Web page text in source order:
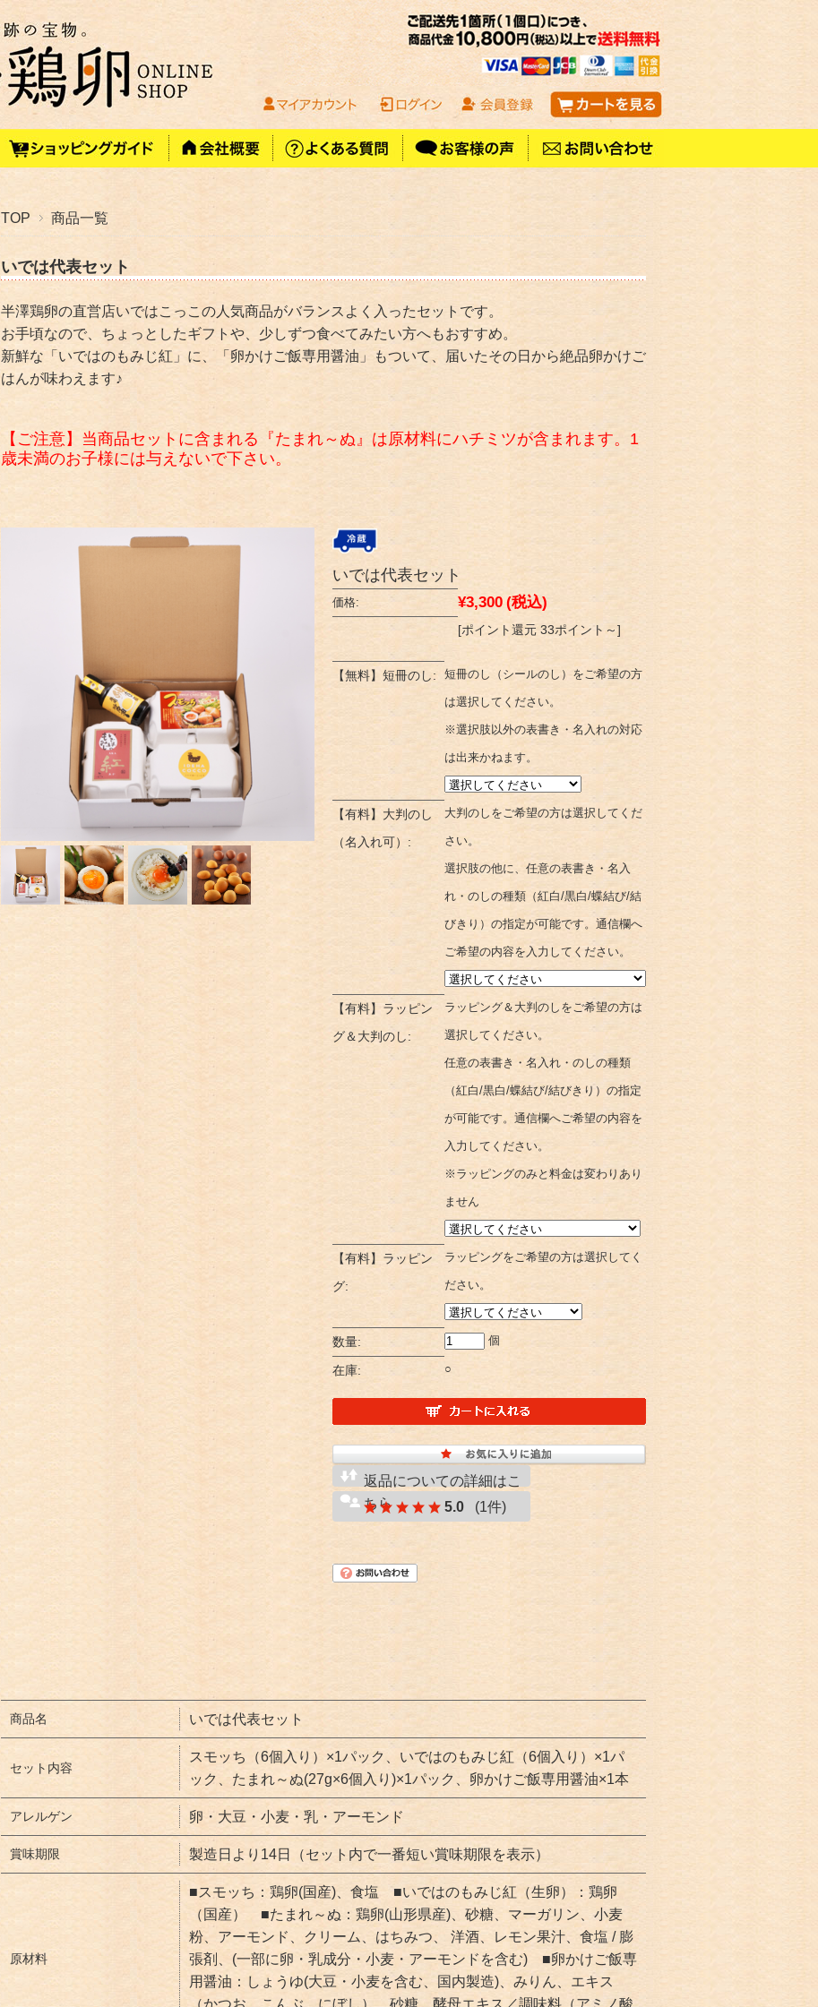
TOP 商品一覧
いでは代表セット
半澤鶏卵の直営店いではこっこの人気商品がバランスよく入ったセットです。
お手頃なので、ちょっとしたギフトや、少しずつ食べてみたい方へもおすすめ。
新鮮な「いではのもみじ紅」に、「卵かけご飯専用醤油」もついて、届いたその日から絶品卵かけご
はんが味わえます♪
【ご注意】当商品セットに含まれる『たまれ～ぬ』は原材料にハチミツが含まれます。1
歳未満のお子様には与えないで下さい。
いでは代表セット
価格: ¥3,300 (税込)
[ポイント還元 33ポイント～]
【無料】短冊のし: 短冊のし（シールのし）をご希望の方
は選択してください。
※選択肢以外の表書き・名入れの対応
は出来かねます。
【有料】大判のし
（名入れ可）:
大判のしをご希望の方は選択してくだ
さい。
選択肢の他に、任意の表書き・名入
れ・のしの種類（紅白/黒白/蝶結び/結
びきり）の指定が可能です。通信欄へ
ご希望の内容を入力してください。
【有料】ラッピン
グ＆大判のし:
ラッピング＆大判のしをご希望の方は
選択してください。
任意の表書き・名入れ・のしの種類
（紅白/黒白/蝶結び/結びきり）の指定
が可能です。通信欄へご希望の内容を
入力してください。
※ラッピングのみと料金は変わりあり
ません
【有料】ラッピン
グ:
ラッピングをご希望の方は選択してく
ださい。
数量: 個
在庫: ○
返品についての詳細はこ
ちら
5.0 (1件)
商品名 いでは代表セット
セット内容
スモッち（6個入り）×1パック、いではのもみじ紅（6個入り）×1パ
ック、たまれ～ぬ(27g×6個入り)×1パック、卵かけご飯専用醤油×1本
アレルゲン 卵・大豆・小麦・乳・アーモンド
賞味期限 製造日より14日（セット内で一番短い賞味期限を表示）
原材料
■スモッち：鶏卵(国産)、食塩 ■いではのもみじ紅（生卵）：鶏卵
（国産） ■たまれ～ぬ：鶏卵(山形県産)、砂糖、マーガリン、小麦
粉、アーモンド、クリーム、はちみつ、 洋酒、レモン果汁、食塩 / 膨
張剤、(一部に卵・乳成分・小麦・アーモンドを含む) ■卵かけご飯専
用醤油：しょうゆ(大豆・小麦を含む、国内製造)、みりん、エキス